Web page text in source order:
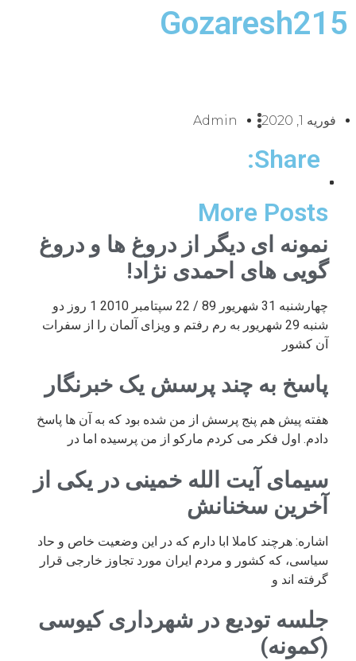
Gozaresh215
فوریه 1, 2020 Admin
Share:
More Posts
نمونه ای دیگر از دروغ ها و دروغ
گویی های احمدی نژاد!
چهارشنبه 31 شهریور 89 / 22 سپتامبر 2010 1 روز دو
شنبه 29 شهریور به رم رفتم و ویزای آلمان را از سفرات
آن کشور
پاسخ به چند پرسش یک خبرنگار
هفته پیش هم پنج پرسش از من شده بود که به آن ها پاسخ
دادم. اول فکر می کردم مارکو از من پرسیده اما در
سیمای آیت الله خمینی در یکی از
آخرین سخنانش
اشاره: هرچند کاملا ابا دارم که در این وضعیت خاص و حاد
سیاسی، که کشور و مردم ایران مورد تجاوز خارجی قرار
گرفته اند و
جلسه تودیع در شهرداری کیوسی
(کمونه)